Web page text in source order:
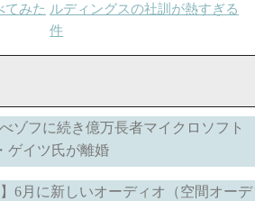
てみた ルディングスの社訓が熱すぎる
件
ゾフに続き億万長者マイクロソフト
ゲイツ氏が離婚
】6月に新しいオーディオ（空間オーデ